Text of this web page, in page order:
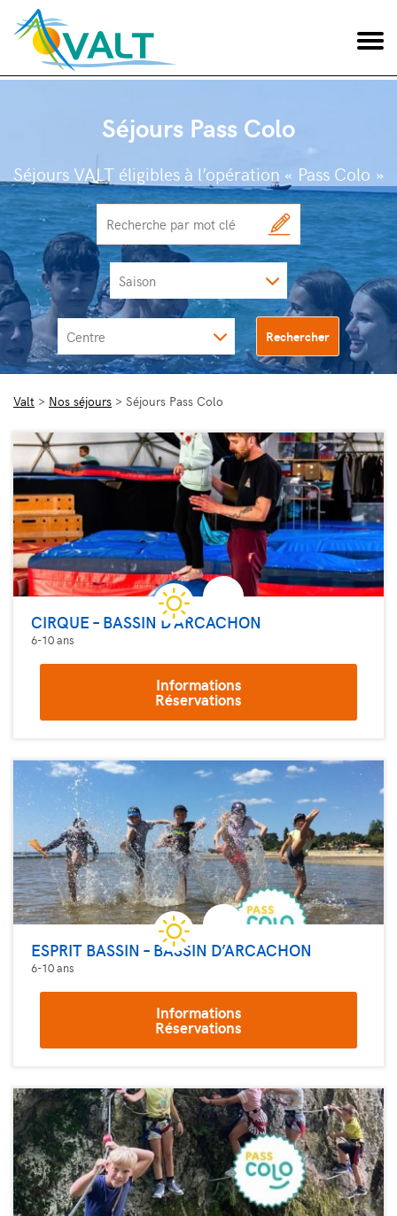
Séjours Pass Colo
Séjours VALT éligibles à l’opération « Pass Colo »
Saison
Centre
Valt > Nos séjours > Séjours Pass Colo
CIRQUE – BASSIN D’ARCACHON
6-10 ans
Informations
Réservations
ESPRIT BASSIN – BASSIN D’ARCACHON
6-10 ans
Informations
Réservations